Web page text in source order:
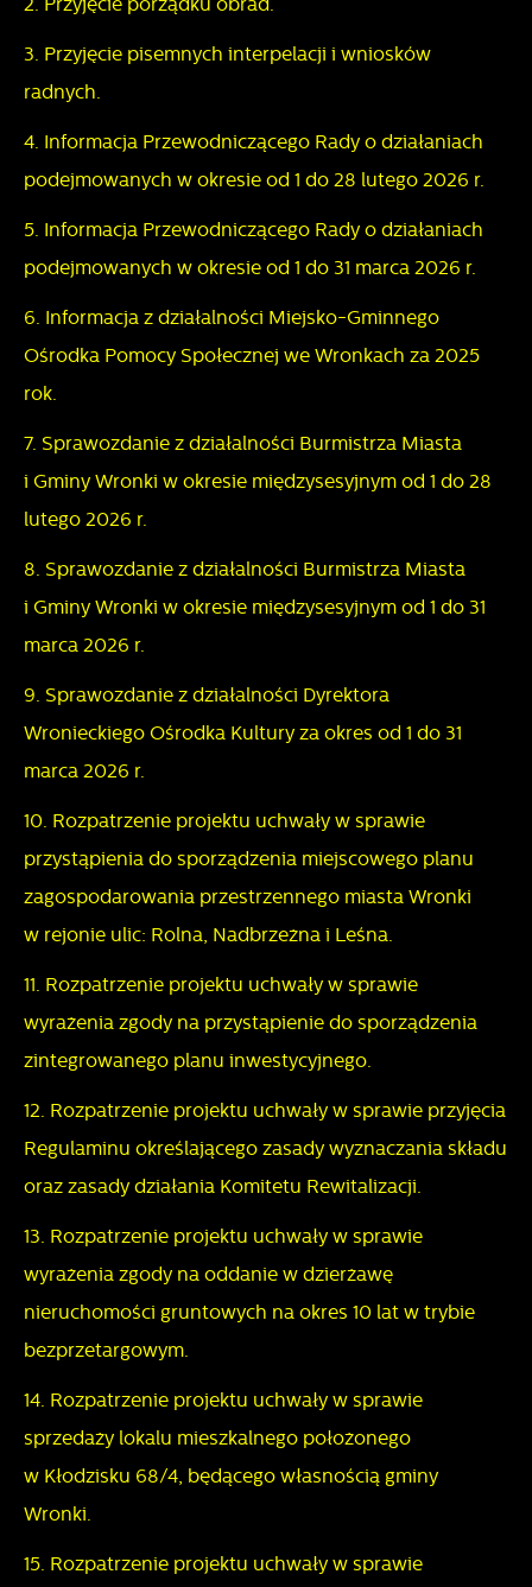
3. Przyjęcie pisemnych interpelacji i wniosków
radnych.
4. Informacja Przewodniczącego Rady o działaniach
podejmowanych w okresie od 1 do 28 lutego 2026 r.
5. Informacja Przewodniczącego Rady o działaniach
podejmowanych w okresie od 1 do 31 marca 2026 r.
6. Informacja z działalności Miejsko-Gminnego
Ośrodka Pomocy Społecznej we Wronkach za 2025
rok.
7. Sprawozdanie z działalności Burmistrza Miasta
i Gminy Wronki w okresie międzysesyjnym od 1 do 28
lutego 2026 r.
8. Sprawozdanie z działalności Burmistrza Miasta
i Gminy Wronki w okresie międzysesyjnym od 1 do 31
marca 2026 r.
9. Sprawozdanie z działalności Dyrektora
Wronieckiego Ośrodka Kultury za okres od 1 do 31
marca 2026 r.
10. Rozpatrzenie projektu uchwały w sprawie
przystąpienia do sporządzenia miejscowego planu
zagospodarowania przestrzennego miasta Wronki
w rejonie ulic: Rolna, Nadbrzeżna i Leśna.
11. Rozpatrzenie projektu uchwały w sprawie
wyrażenia zgody na przystąpienie do sporządzenia
zintegrowanego planu inwestycyjnego.
12. Rozpatrzenie projektu uchwały w sprawie przyjęcia
Regulaminu określającego zasady wyznaczania składu
oraz zasady działania Komitetu Rewitalizacji.
13. Rozpatrzenie projektu uchwały w sprawie
wyrażenia zgody na oddanie w dzierżawę
nieruchomości gruntowych na okres 10 lat w trybie
bezprzetargowym.
14. Rozpatrzenie projektu uchwały w sprawie
sprzedaży lokalu mieszkalnego położonego
w Kłodzisku 68/4, będącego własnością gminy
Wronki.
15. Rozpatrzenie projektu uchwały w sprawie
użytkowników. Zgromadzone informacje są przetwarzane w
formie zanonimizowanej. Wyrażenie zgody na analityczne
pliki cookies gwarantuje dostępność wszystkich
Dzięki reklamowym plikom cookies prezentujemy Ci
Promocyjne pliki cookies służą do prezentowania Ci
naszych komunikatów na podstawie analizy Twoich
przeglądanej witryny internetowej. Treści promocyjne mogą
pojawić się na stronach podmiotów trzecich lub firm
będących naszymi partnerami oraz innych dostawców usług.